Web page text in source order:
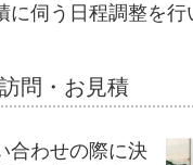
に伺う日程調整を行
問・お見積
合わせの際に決